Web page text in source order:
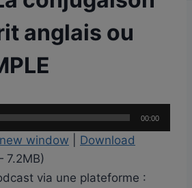
anglais ou
00:00
window
Download
7.2MB)
via une plateforme :